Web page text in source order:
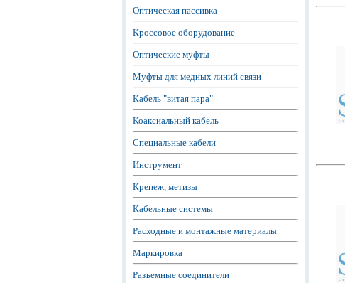
Оптическая пассивка
Кроссовое оборудование
Оптические муфты
Муфты для медных линий связи
Кабель "витая пара"
Коаксиальный кабель
Специальные кабели
Инструмент
Крепеж, метизы
Кабельные системы
Расходные и монтажные материалы
Маркировка
Разъемные соединители